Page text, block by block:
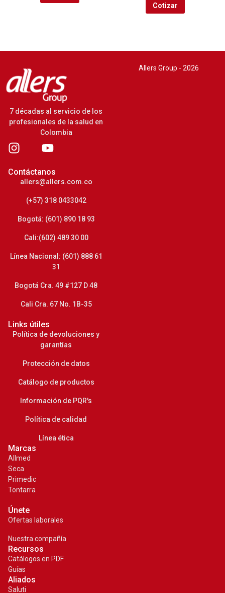
Cotizar
7 décadas al servicio de los
profesionales de la salud en
Colombia
Contáctanos
allers@allers.com.co
(+57) 318 0433042
Bogotá: (601) 890 18 93
Cali:(602) 489 30 00
Línea Nacional: (601) 888 61
31
Bogotá Cra. 49 #127 D 48
Cali Cra. 67 No. 1B-35
Links útiles
Política de devoluciones y
garantías
Protección de datos
Catálogo de productos
Información de PQR's
Política de calidad
Línea ética
Marcas
Allmed
Seca
Primedic
Tontarra
Únete
Ofertas laborales
Nuestra compañía
Recursos
Catálogos en PDF
Guías
Aliados
Saluti
Allers Group - 2026